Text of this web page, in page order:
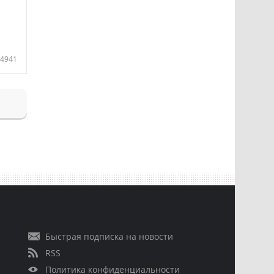
4941
Быстрая подписка на новости
RSS
Политика конфиденциальности